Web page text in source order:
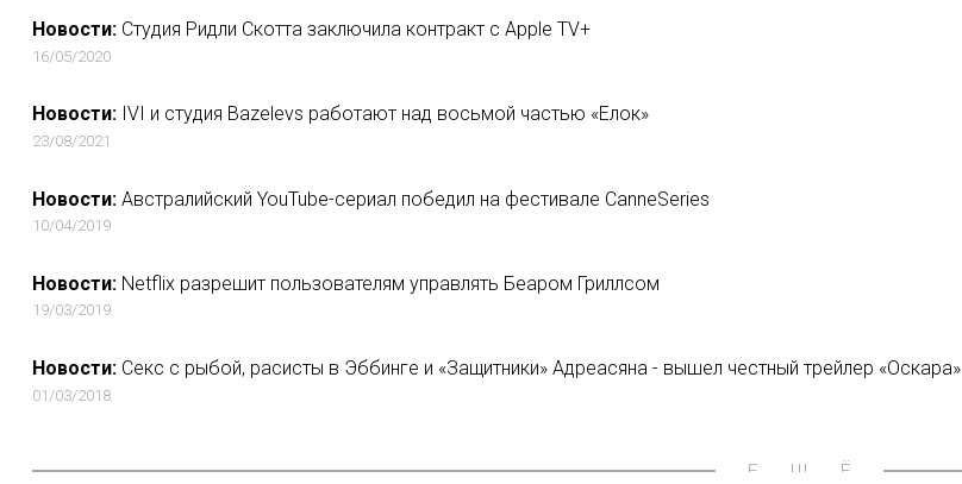
Новости:Студия Ридли Скотта заключила контракт с Apple TV+
16/05/2020
Новости:IVI и студия Bazelevs работают над восьмой частью «Елок»
23/08/2021
Новости:Австралийский YouTube-сериал победил на фестивале CanneSeries
10/04/2019
Новости:Netflix разрешит пользователям управлять Беаром Гриллсом
19/03/2019
Новости:Секс с рыбой, расисты в Эббинге и «Защитники» Адреасяна - вышел честный трейлер «Оскара»
01/03/2018
ЕЩЁ